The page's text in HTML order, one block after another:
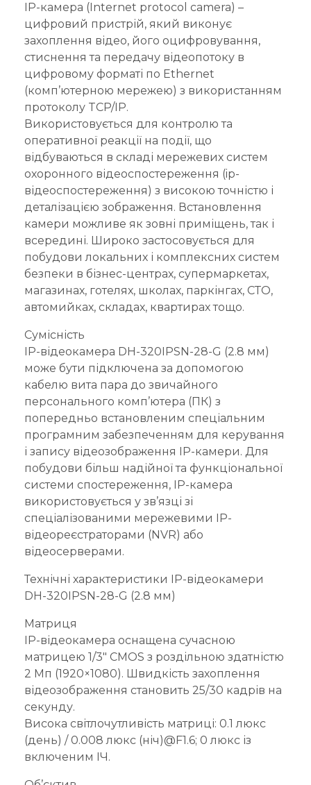
IP-камера (Internet protocol camera) –
цифровий пристрій, який виконує
захоплення відео, його оцифровування,
стиснення та передачу відеопотоку в
цифровому форматі по Ethernet
(комп’ютерною мережею) з використанням
протоколу TCP/IP.
Використовується для контролю та
оперативної реакції на події, що
відбуваються в складі мережевих систем
охоронного відеоспостереження (ip-
відеоспостереження) з високою точністю і
деталізацією зображення. Встановлення
камери можливе як зовні приміщень, так і
всередині. Широко застосовується для
побудови локальних і комплексних систем
безпеки в бізнес-центрах, супермаркетах,
магазинах, готелях, школах, паркінгах, СТО,
автомийках, складах, квартирах тощо.
Сумісність
IP-відеокамера DH-320IPSN-28-G (2.8 мм)
може бути підключена за допомогою
кабелю вита пара до звичайного
персонального комп’ютера (ПК) з
попередньо встановленим спеціальним
програмним забезпеченням для керування
і запису відеозображення IP-камери. Для
побудови більш надійної та функціональної
системи спостереження, IP-камера
використовується у зв’язці зі
спеціалізованими мережевими IP-
відеореєстраторами (NVR) або
відеосерверами.
Технічні характеристики IP-відеокамери
DH-320IPSN-28-G (2.8 мм)
Матриця
IP-відеокамера оснащена сучасною
матрицею 1/3″ CMOS з роздільною здатністю
2 Мп (1920×1080). Швидкість захоплення
відеозображення становить 25/30 кадрів на
секунду.
Висока світлочутливість матриці: 0.1 люкс
(день) / 0.008 люкс (ніч)@F1.6; 0 люкс із
включеним ІЧ.